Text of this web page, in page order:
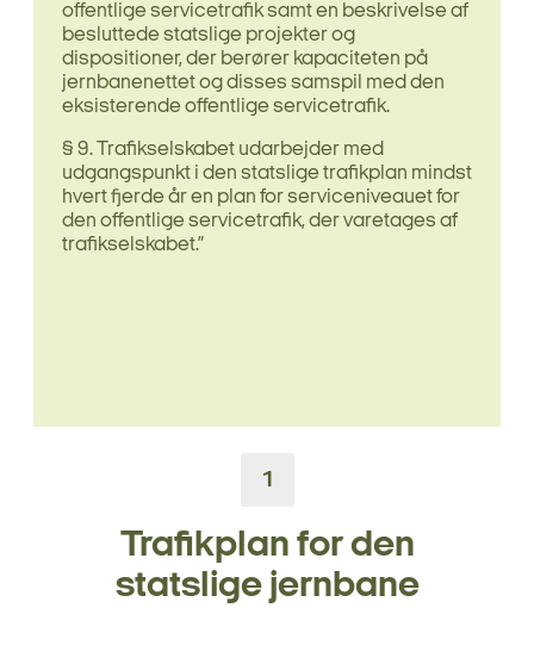
offentlige servicetrafik samt en beskrivelse af
besluttede statslige projekter og
dispositioner, der berører kapaciteten på
jernbanenettet og disses samspil med den
eksisterende offentlige servicetrafik.
§ 9. Trafikselskabet udarbejder med
udgangspunkt i den statslige trafikplan mindst
hvert fjerde år en plan for serviceniveauet for
den offentlige servicetrafik, der varetages af
trafikselskabet.”
1
Trafikplan for den
statslige jernbane